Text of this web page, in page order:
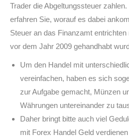
Trader die Abgeltungssteuer
erfahren Sie, worauf es dabei
Steuer an das Finanzamt
vor dem Jahr 2009 gehandhabt
Um den Handel mit
vereinfachen, haben es sich
zur Aufgabe gemacht, Münzen
Währungen untereinander zu
Daher bringt bitte auch viel
mit Forex Handel Geld